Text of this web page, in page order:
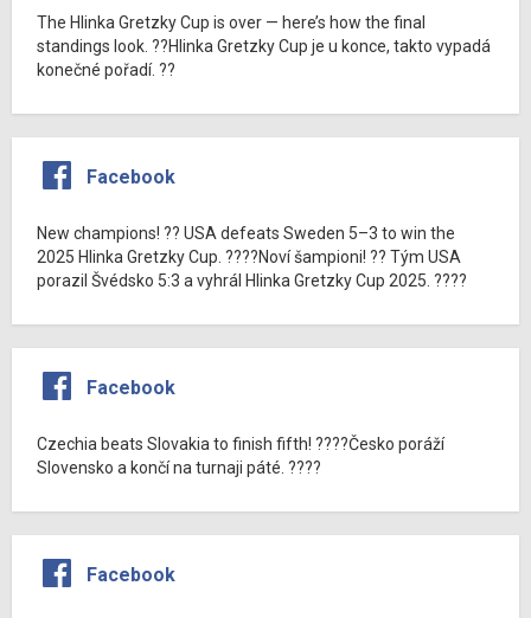
The Hlinka Gretzky Cup is over — here’s how the final
standings look. ??Hlinka Gretzky Cup je u konce, takto vypadá
konečné pořadí. ??
Facebook
New champions! ?? USA defeats Sweden 5–3 to win the
2025 Hlinka Gretzky Cup. ????Noví šampioni! ?? Tým USA
porazil Švédsko 5:3 a vyhrál Hlinka Gretzky Cup 2025. ????
Facebook
Czechia beats Slovakia to finish fifth! ????Česko poráží
Slovensko a končí na turnaji páté. ????
Facebook